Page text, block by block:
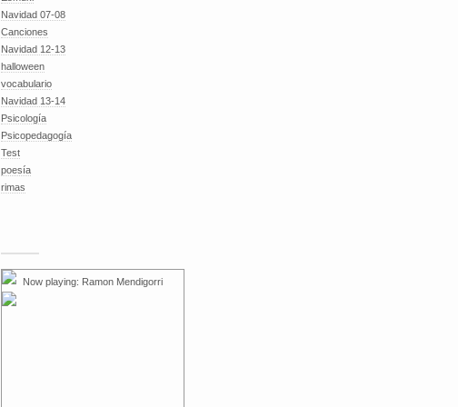
Navidad 07-08
Canciones
Navidad 12-13
halloween
vocabulario
Navidad 13-14
Psicología
Psicopedagogía
Test
poesía
rimas
Now playing: Ramon Mendigorri